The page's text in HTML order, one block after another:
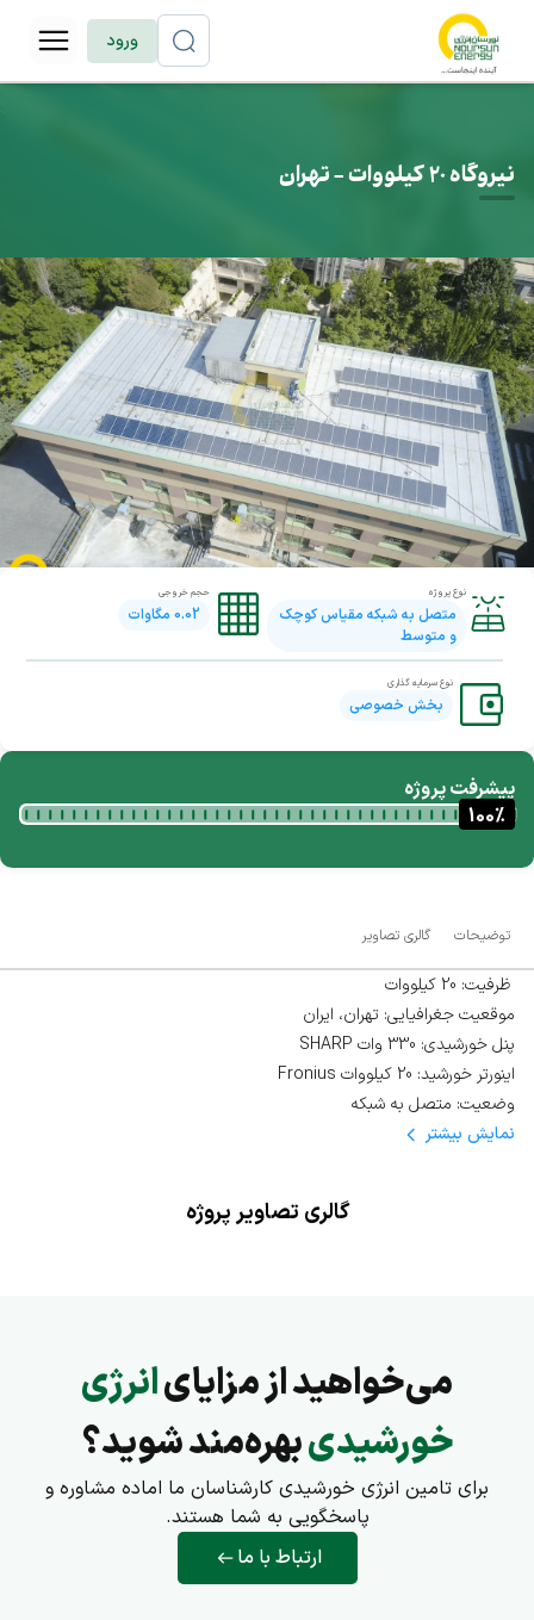
ورود
نیروگاه 20 کیلووات - تهران
نوع پروژه
متصل به شبکه مقیاس کوچک
و متوسط
حجم خروجی
0.02 مگاوات
نوع سرمایه گذاری
بخش خصوصی
پیشرفت پروژه
100%
توضیحات گالری تصاویر
ظرفیت: 20 کیلووات
موقعیت جغرافیایی: تهران، ایران
پنل خورشیدی: 330 وات SHARP
اینورتر خورشید: 20 کیلووات Fronius
وضعیت: متصل به شبکه
نمایش بیشتر
گالری تصاویر پروژه
می‌خواهید از مزایایانرژی
خورشیدیبهره‌مند شوید؟
برای تامین انرژی خورشیدی کارشناسان ما اماده مشاوره و
پاسخگویی به شما هستند.
ارتباط با ما